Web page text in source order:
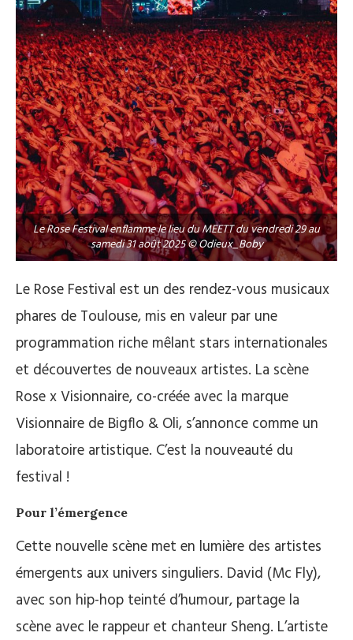
Le Rose Festival enflamme le lieu du MEETT du vendredi 29 au
samedi 31 août 2025 © Odieux_Boby
Le Rose Festival est un des rendez-vous musicaux
phares de Toulouse, mis en valeur par une
programmation riche mêlant stars internationales
et découvertes de nouveaux artistes. La scène
Rose x Visionnaire, co-créée avec la marque
Visionnaire de Bigflo & Oli, s’annonce comme un
laboratoire artistique. C’est la nouveauté du
festival !
Pour l’émergence
Cette nouvelle scène met en lumière des artistes
émergents aux univers singuliers. David (Mc Fly),
avec son hip-hop teinté d’humour, partage la
scène avec le rappeur et chanteur Sheng. L’artiste